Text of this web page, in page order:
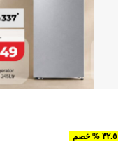
٣٢.٥ % خصم